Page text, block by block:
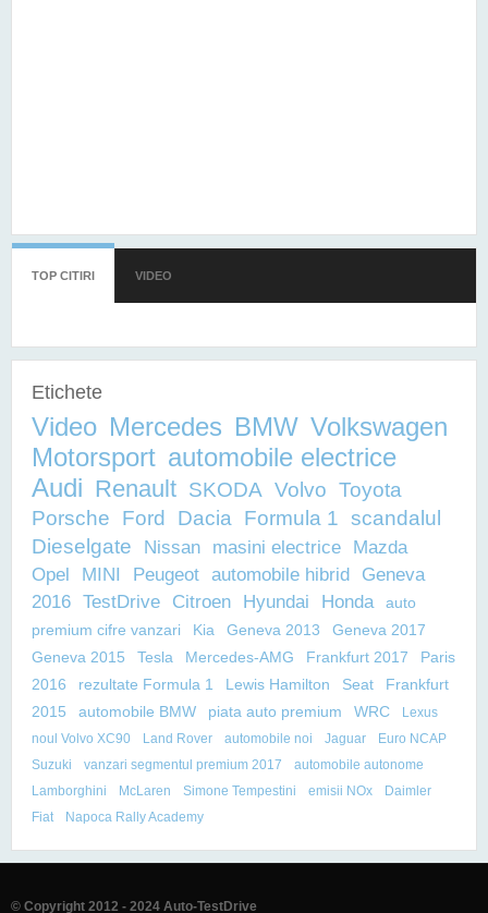
TOP CITIRI (TAB ACTIV)
VIDEO
Etichete
Video Mercedes BMW Volkswagen
Motorsport automobile electrice
Audi Renault SKODA Volvo Toyota
Porsche
Ford Dacia Formula 1 scandalul
Dieselgate
Nissan masini electrice
Mazda
Opel
MINI Peugeot automobile hibrid
Geneva
2016 TestDrive Citroen Hyundai Honda
auto
premium cifre vanzari
Kia Geneva 2013
Geneva 2017
Geneva 2015
Tesla Mercedes-AMG Frankfurt 2017
Paris
2016
rezultate Formula 1 Lewis Hamilton Seat
Frankfurt
2015
automobile BMW piata auto premium WRC
Lexus
noul Volvo XC90
Land Rover automobile noi Jaguar
Euro NCAP
Suzuki
vanzari segmentul premium 2017
automobile autonome
Lamborghini
McLaren Simone Tempestini emisii NOx
Daimler
Fiat
Napoca Rally Academy
© Copyright 2012 - 2024 Auto-TestDrive